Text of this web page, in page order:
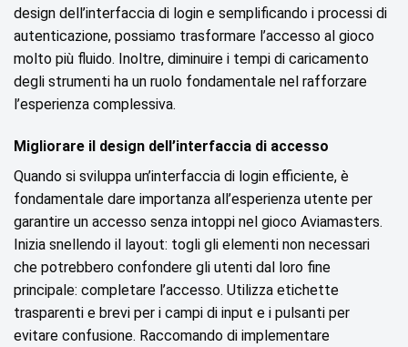
design dell’interfaccia di login e semplificando i processi di
autenticazione, possiamo trasformare l’accesso al gioco
molto più fluido. Inoltre, diminuire i tempi di caricamento
degli strumenti ha un ruolo fondamentale nel rafforzare
l’esperienza complessiva.
Migliorare il design dell’interfaccia di accesso
Quando si sviluppa un’interfaccia di login efficiente, è
fondamentale dare importanza all’esperienza utente per
garantire un accesso senza intoppi nel gioco Aviamasters.
Inizia snellendo il layout: togli gli elementi non necessari
che potrebbero confondere gli utenti dal loro fine
principale: completare l’accesso. Utilizza etichette
trasparenti e brevi per i campi di input e i pulsanti per
evitare confusione. Raccomando di implementare